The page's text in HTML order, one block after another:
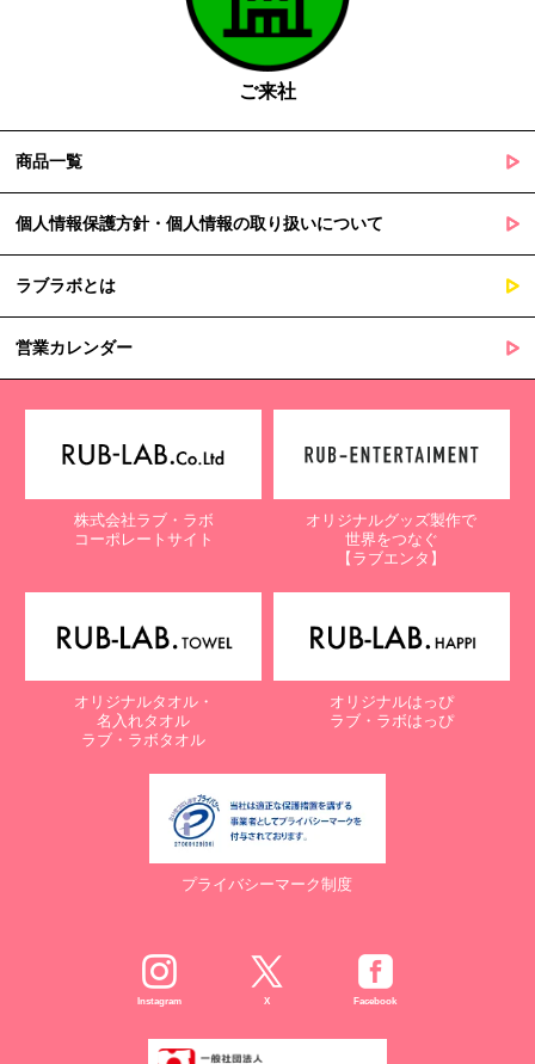
の定める事務を遂行することに対して協力する必要がある場合
であって、本人の同意を得ることによって当該事務の遂行に支
障を及ぼすおそれがあるとき
当社は個人情報の取扱業務の全部または一部を外部に業務委託する
その際、弊社は、個人情報を適切に保護できる管理体制を敷き実行
していることを条件として委託先を厳選したうえで、機密保持契約
を委託先と締結し、お客様の個人情報を厳密に管理させます。
６. 個人情報（保有個人データを含む）の利用目的通知、開示・訂
正等、利用停止等の請求
情報の利用目的の通知、開示、訂正・追加・削除、利用停止・消去
たします。これらの請求は、次の窓口にて受け付けております。
〒761-0323 香川県高松市亀田町90-1
株式会社ラブ・ラボ
電子メール：info@rub-lab.com
【認定個人情報保護団体の名称及び、苦情の解決の申出先】
一般財団法人日本情報経済社会推進協会
認定個人情報保護団体事務局
〒106-0032 東京都港区六本木一丁目9番9号 六本木ファースト
７. 個人情報の提供の任意性と提供されない場合に起こりうる影響
８. Cookie（クッキー）等の利用について
当社のウェブサイトでは、お客様に適したサービスや情報、広告等
ご来社
商品一覧
個人情報保護方針・個人情報の取り扱いについて
ラブラボとは
営業カレンダー
株式会社ラブ・ラボ
コーポレートサイト
オリジナルグッズ製作で
世界をつなぐ
【ラブエンタ】
オリジナルタオル・
名入れタオル
ラブ・ラボタオル
オリジナルはっぴ
ラブ・ラボはっぴ
プライバシーマーク制度
Instagram X Facebook